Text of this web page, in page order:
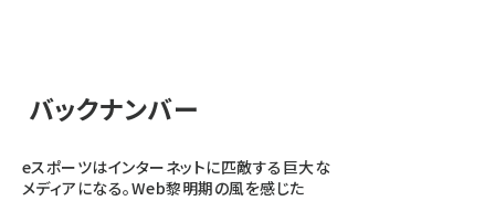
バックナンバー
eスポーツはインターネットに匹敵する巨大な
メディアになる。Web黎明期の風を感じた